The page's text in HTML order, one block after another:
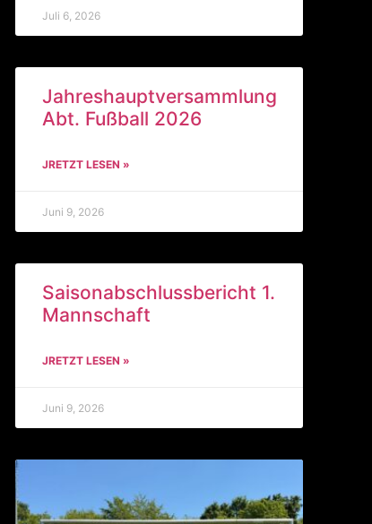
Juli 6, 2026
Jahreshauptversammlung
Abt. Fußball 2026
JRETZT LESEN »
Juni 9, 2026
Saisonabschlussbericht 1.
Mannschaft
JRETZT LESEN »
Juni 9, 2026